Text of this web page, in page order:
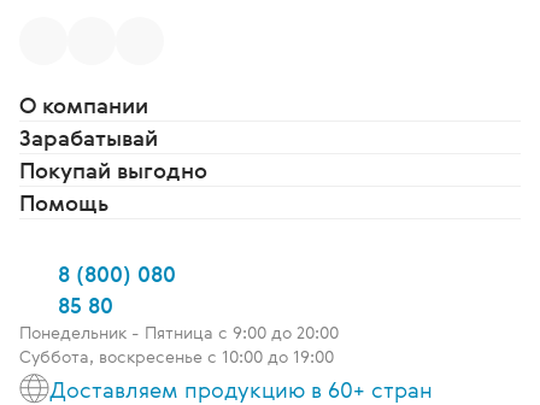
О компании
Зарабатывай
Покупай выгодно
Помощь
8 (800) 080
85 80
Понедельник - Пятница c 9:00 до 20:00
Суббота, воскресенье с 10:00 до 19:00
Доставляем продукцию в 60+ стран